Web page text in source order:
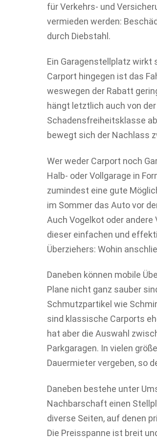
für Verkehrs- und
vermieden werden:
durch Diebstahl.
Ein Garagenstellplatz wirkt
Carport hingegen ist das
weswegen der Rabatt
hängt letztlich auch von
Schadensfreiheitsklasse
bewegt sich der Nachlass
Wer weder Carport noch
Halb- oder Vollgarage in
zumindest eine gute
im Sommer das Auto vor
Auch Vogelkot oder
dieser einfachen und
Überziehers: Wohin
Daneben können mobile
Plane nicht ganz sauber
Schmutzpartikel wie
sind klassische Carports
hat aber die Auswahl
Parkgaragen. In vielen
Dauermieter vergeben, so
Daneben bestehe unter
Nachbarschaft einen
diverse Seiten, auf denen
Die Preisspanne ist breit